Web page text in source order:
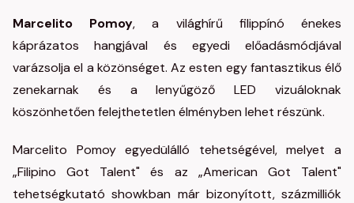
Marcelito Pomoy, a világhírű filippínó énekes
káprázatos hangjával és egyedi előadásmódjával
varázsolja el a közönséget. Az esten egy fantasztikus élő
zenekarnak és a lenyűgöző LED vizuáloknak
köszönhetően felejthetetlen élményben lehet részünk.
Marcelito Pomoy egyedülálló tehetségével, melyet a
„Filipino Got Talent" és az „American Got Talent"
tehetségkutató showkban már bizonyított, százmilliók